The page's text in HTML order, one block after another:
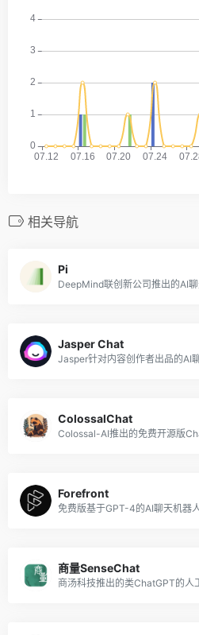
相关导航
Pi
DeepMind联创新公司推出的AI
Jasper Chat
Jasper针对内容创作者出品的AI
ColossalChat
Colossal-AI推出的免费开源版
Forefront
免费版基于GPT-4的AI聊天机器
商量SenseChat
商汤科技推出的类ChatGPT的人